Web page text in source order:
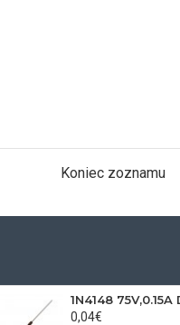
Koniec zoznamu
1N4148 75V,0.15A
0,04€